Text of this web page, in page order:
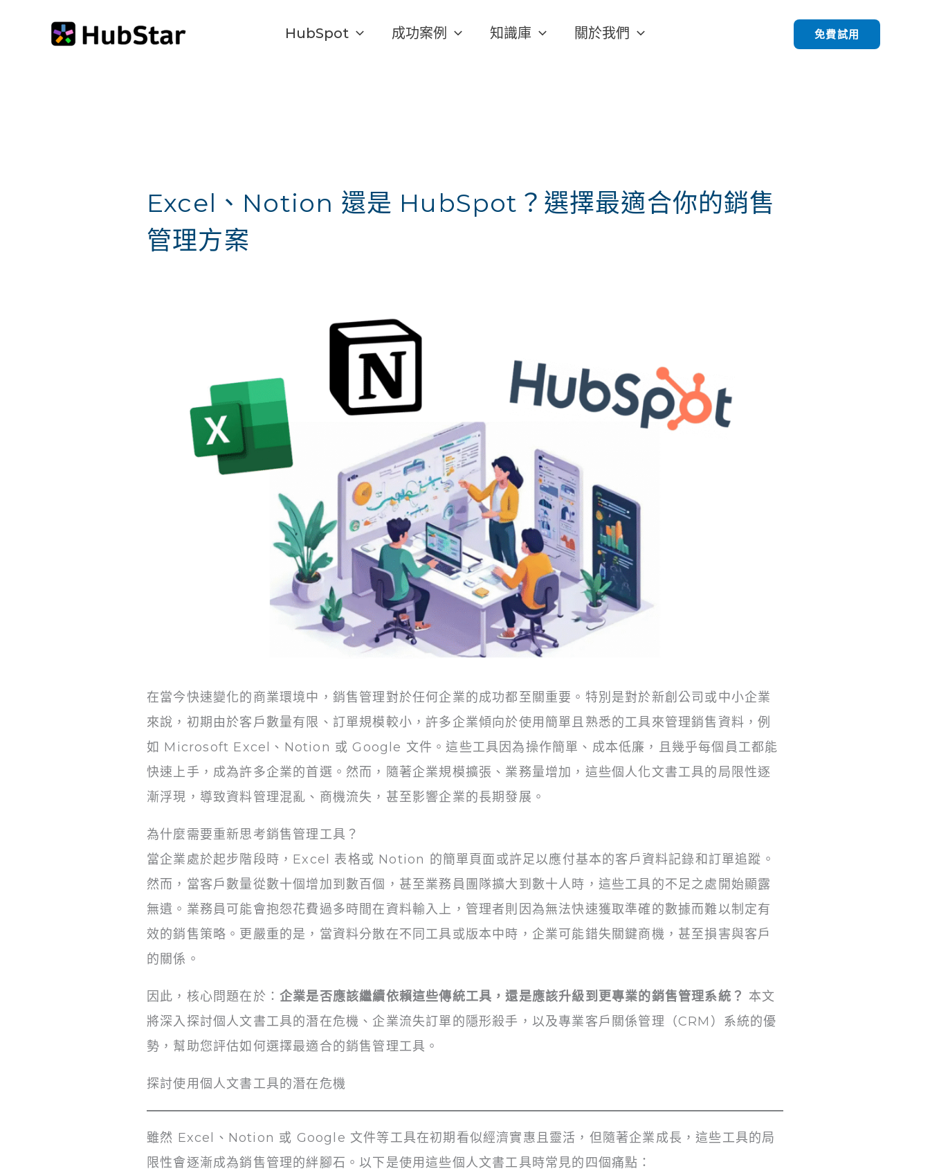
HubSpot 成功案例 知識庫 關於我們 免費試用
Excel、Notion 還是 HubSpot？選擇最適合你的銷售
管理方案
在當今快速變化的商業環境中，銷售管理對於任何企業的成功都至關重要。特別是對於新創公司或中小企業
來說，初期由於客戶數量有限、訂單規模較小，許多企業傾向於使用簡單且熟悉的工具來管理銷售資料，例
如 Microsoft Excel、Notion 或 Google 文件。這些工具因為操作簡單、成本低廉，且幾乎每個員工都能
快速上手，成為許多企業的首選。然而，隨著企業規模擴張、業務量增加，這些個人化文書工具的局限性逐
漸浮現，導致資料管理混亂、商機流失，甚至影響企業的長期發展。
為什麼需要重新思考銷售管理工具？
當企業處於起步階段時，Excel 表格或 Notion 的簡單頁面或許足以應付基本的客戶資料記錄和訂單追蹤。
然而，當客戶數量從數十個增加到數百個，甚至業務員團隊擴大到數十人時，這些工具的不足之處開始顯露
無遺。業務員可能會抱怨花費過多時間在資料輸入上，管理者則因為無法快速獲取準確的數據而難以制定有
效的銷售策略。更嚴重的是，當資料分散在不同工具或版本中時，企業可能錯失關鍵商機，甚至損害與客戶
的關係。
因此，核心問題在於：企業是否應該繼續依賴這些傳統工具，還是應該升級到更專業的銷售管理系統？ 本文
將深入探討個人文書工具的潛在危機、企業流失訂單的隱形殺手，以及專業客戶關係管理（CRM）系統的優
勢，幫助您評估如何選擇最適合的銷售管理工具。
探討使用個人文書工具的潛在危機
雖然 Excel、Notion 或 Google 文件等工具在初期看似經濟實惠且靈活，但隨著企業成長，這些工具的局
限性會逐漸成為銷售管理的絆腳石。以下是使用這些個人文書工具時常見的四個痛點：